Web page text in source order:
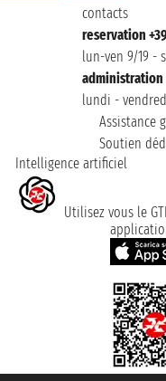
contacts
reservation
lun-ven 9/19 -
administration
lundi -
Assistance
Soutien
Intelligence artificiel
Utilisez vous le